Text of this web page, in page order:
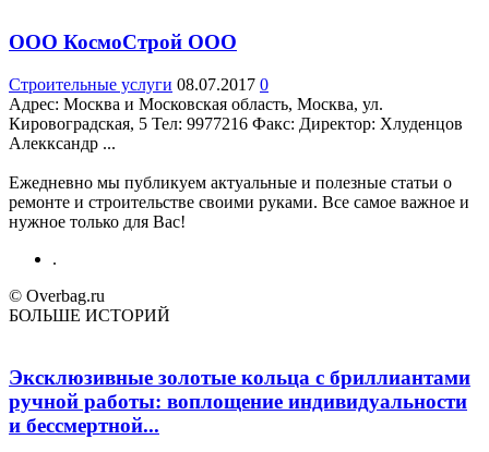
ООО КосмоСтрой ООО
Строительные услуги 08.07.2017 0
Адрес: Москва и Московская область, Москва, ул.
Кировоградская, 5 Teл: 9977216 Факс: Директор: Хлуденцов
Алекксандр ...
Ежедневно мы публикуем актуальные и полезные статьи о
ремонте и строительстве своими руками. Все самое важное и
нужное только для Вас!
.
© Overbag.ru
БОЛЬШЕ ИСТОРИЙ
Эксклюзивные золотые кольца с бриллиантами
ручной работы: воплощение индивидуальности
и бессмертной...